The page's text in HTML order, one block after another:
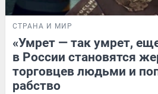
СТРАНА И МИР
«Умрет — так умрет,
в России становятся
торговцев людьми и
рабство